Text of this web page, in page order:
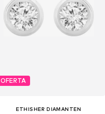
OFERTA
ETHISHER DIAMANTEN